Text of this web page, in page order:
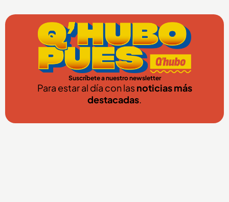
Suscríbete a nuestro newsletter
Para estar al día con lasnoticias más
destacadas.